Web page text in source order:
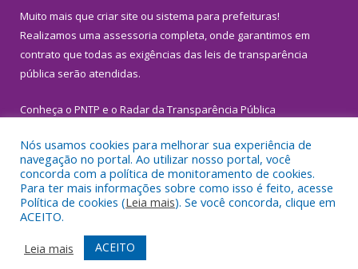
Muito mais que criar site ou sistema para prefeituras!
Realizamos uma assessoria completa, onde garantimos em
contrato que todas as exigências das leis de transparência
pública serão atendidas.
Conheça o PNTP e o Radar da Transparência Pública
Todos os direitos reservados a Prefeitura Municipal de
Inhangapi.
Mapa do Site
Acessar Área Administrativa
Acessar Webmail
Nós usamos cookies para melhorar sua experiência de
navegação no portal. Ao utilizar nosso portal, você
concorda com a política de monitoramento de cookies.
Para ter mais informações sobre como isso é feito, acesse
Política de cookies (Leia mais). Se você concorda, clique em
ACEITO.
Leia mais
ACEITO